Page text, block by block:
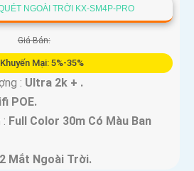
NGOÀI TRỜI KX-SM4P-PRO
Giá Bán:
Mại: 5%-35%
: Ultra 2k + .
POE.
Full Color 30m Có Màu Ban
2 Mắt Ngoài Trời.